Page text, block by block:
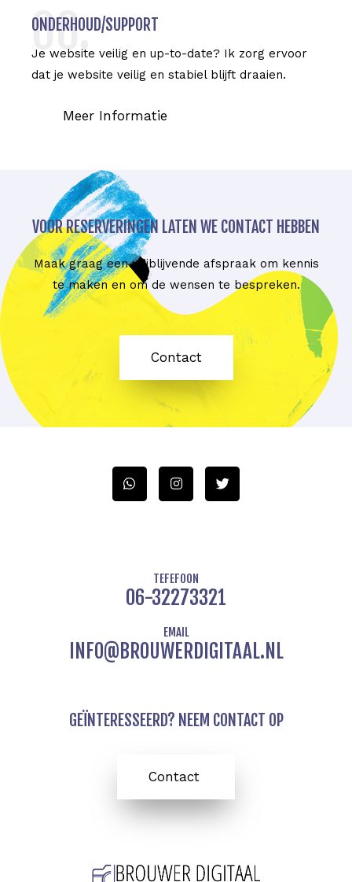
06.
ONDERHOUD/SUPPORT
Je website veilig en up-to-date? Ik zorg ervoor
dat je website veilig en stabiel blijft draaien.
Meer Informatie
VOOR RESERVERINGEN LATEN WE CONTACT HEBBEN
Maak graag een vrijblijvende afspraak om kennis
te maken en om de wensen te bespreken.
Contact
W
h
a
I
n
s
m
T
w
i
TEFEFOON
06-32273321
EMAIL
INFO@BROUWERDIGITAAL.NL
GEÏNTERESSEERD? NEEM CONTACT OP
Contact